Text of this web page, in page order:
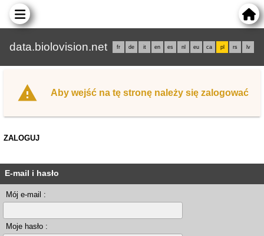
data.biolovision.net fr de it en es nl eu ca pl rs lv
Aby wejść na tę stronę należy się zalogować
ZALOGUJ
E-mail i hasło
Mój e-mail :
Moje hasło :